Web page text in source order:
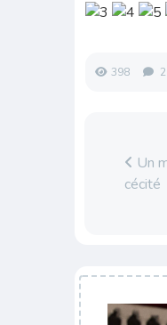
398 2
Un
cécité